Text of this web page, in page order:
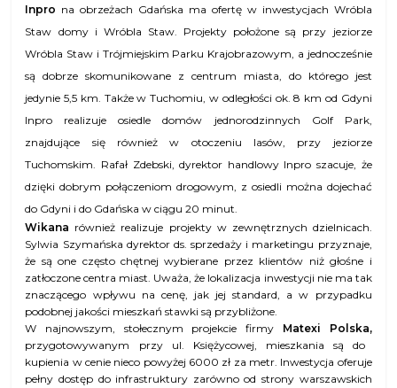
Inpro na obrzeżach Gdańska ma ofertę w inwestycjach Wróbla
Staw domy i Wróbla Staw. Projekty położone są przy jeziorze
Wróbla Staw i Trójmiejskim Parku Krajobrazowym, a jednocześnie
są dobrze skomunikowane z centrum miasta, do którego jest
jedynie 5,5 km. Także w Tuchomiu, w odległości ok. 8 km od Gdyni
Inpro realizuje osiedle domów jednorodzinnych Golf Park,
znajdujące się również w otoczeniu lasów, przy jeziorze
Tuchomskim. Rafał Zdebski, dyrektor handlowy Inpro szacuje, że
dzięki dobrym połączeniom drogowym, z osiedli można dojechać
do Gdyni i do Gdańska w ciągu 20 minut.
Wikana również realizuje projekty w zewnętrznych dzielnicach.
Sylwia Szymańska dyrektor ds. sprzedaży i marketingu przyznaje,
że są one często chętnej wybierane przez klientów niż głośne i
zatłoczone centra miast. Uważa, że lokalizacja inwestycji nie ma tak
znaczącego wpływu na cenę, jak jej standard, a w przypadku
podobnej jakości mieszkań stawki są przybliżone.
W najnowszym, stołecznym projekcie firmy Matexi Polska,
przygotowywanym przy ul. Księżycowej, mieszkania są do
kupienia w cenie nieco powyżej 6000 zł za metr. Inwestycja oferuje
pełny dostęp do infrastruktury zarówno od strony warszawskich